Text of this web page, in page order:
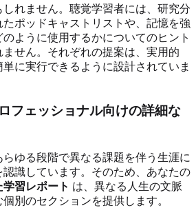
れません。聴覚学習者には、研究分
ポッドキャストリストや、記憶を強
ように使用するかについてのヒント
せん。それぞれの提案は、実用的
に実行できるように設計されていま
フェッショナル向けの詳細な
ゆる段階で異なる課題を伴う生涯に
識しています。そのため、あなたの
習レポート は、異なる人生の文脈
別のセクションを提供します。